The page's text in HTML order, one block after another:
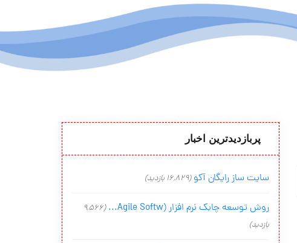
پربازدیدترین اخبار
سایت ساز رایگان آکو (16,829 بازدید)
روش توسعه چابک نرم افزار (Agile Softw...
(9,566
بازدید)